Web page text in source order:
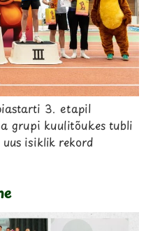
3. etapil
grupi kuulitõukes tubli
isiklik rekord